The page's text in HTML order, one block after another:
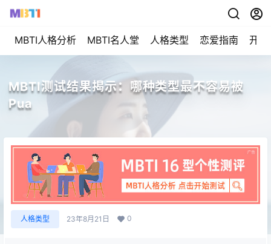
MBTI人格分析 MBTI名人堂 人格类型 恋爱指南 开始
MBTI测试结果揭示：哪种类型最不容易被
Pua
人格类型 23年8月21日 0